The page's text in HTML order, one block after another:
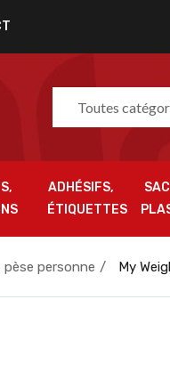
Toutes
ADHÉSIFS,
ÉTIQUETTES
pèse personne My